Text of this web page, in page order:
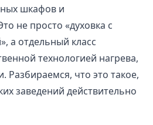
шкафов и
не просто «духовка с
а отдельный класс
технологией нагрева,
что это такое,
заведений действительно